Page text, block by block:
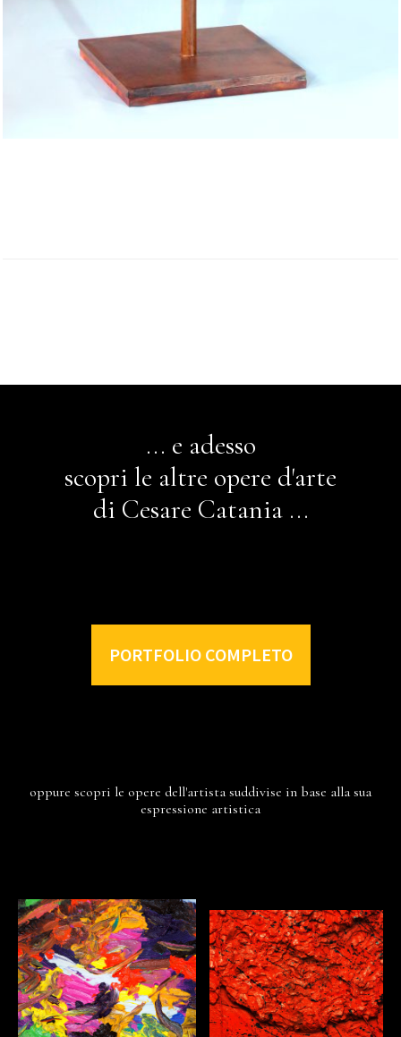
... e adesso
scopri le altre opere d'arte
di Cesare Catania ...
PORTFOLIO COMPLETO
oppure scopri le opere dell'artista suddivise in base alla sua
espressione artistica